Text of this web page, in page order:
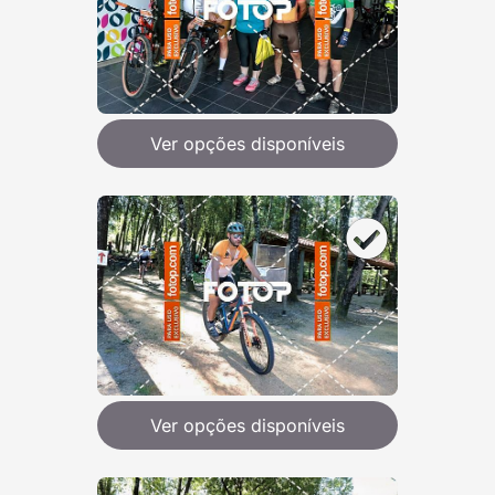
Ver opções disponíveis
Ver opções disponíveis